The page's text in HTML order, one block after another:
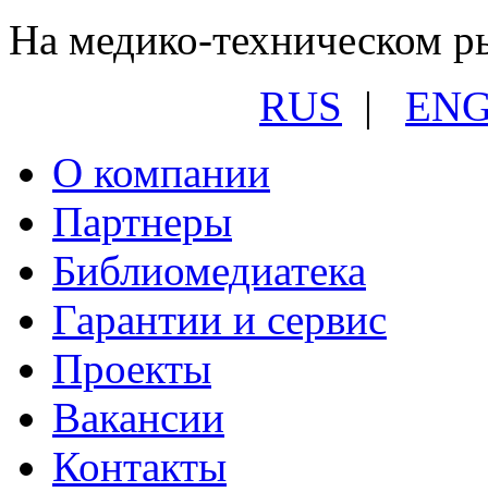
На медико-техническом
RUS |
О компании
Партнеры
Библиомедиатека
Гарантии и сервис
Проекты
Вакансии
Контакты